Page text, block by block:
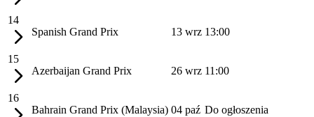
14
Spanish Grand Prix
13 wrz 13:00
15
Azerbaijan Grand Prix
26 wrz 11:00
16
Bahrain Grand Prix (Malaysia) 04 paź Do ogłoszenia